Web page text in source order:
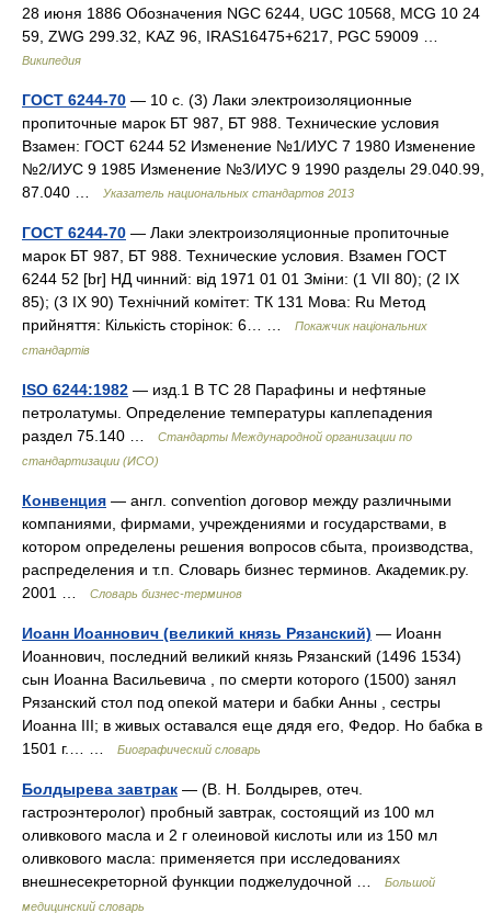
28 июня 1886 Обозначения NGC 6244, UGC 10568, MCG 10 24
59, ZWG 299.32, KAZ 96, IRAS16475+6217, PGC 59009 …
Википедия
ГОСТ 6244-70 — 10 с. (3) Лаки электроизоляционные
пропиточные марок БТ 987, БТ 988. Технические условия
Взамен: ГОСТ 6244 52 Изменение №1/ИУС 7 1980 Изменение
№2/ИУС 9 1985 Изменение №3/ИУС 9 1990 разделы 29.040.99,
87.040 …
Указатель национальных стандартов 2013
ГОСТ 6244-70 — Лаки электроизоляционные пропиточные
марок БТ 987, БТ 988. Технические условия. Взамен ГОСТ
6244 52 [br] НД чинний: від 1971 01 01 Зміни: (1 VII 80); (2 IX
85); (3 IX 90) Технічний комітет: ТК 131 Мова: Ru Метод
прийняття: Кількість сторінок: 6… …
Покажчик національних
стандартів
ISO 6244:1982 — изд.1 B TC 28 Парафины и нефтяные
петролатумы. Определение температуры каплепадения
раздел 75.140 …
Стандарты Международной организации по
стандартизации (ИСО)
Конвенция — англ. convention договор между различными
компаниями, фирмами, учреждениями и государствами, в
котором определены решения вопросов сбыта, производства,
распределения и т.п. Словарь бизнес терминов. Академик.ру.
2001 …
Словарь бизнес-терминов
Иоанн Иоаннович (великий князь Рязанский) — Иоанн
Иоаннович, последний великий князь Рязанский (1496 1534)
сын Иоанна Васильевича , по смерти которого (1500) занял
Рязанский стол под опекой матери и бабки Анны , сестры
Иоанна III; в живых оставался еще дядя его, Федор. Но бабка в
1501 г.… …
Биографический словарь
Болдырева завтрак — (В. Н. Болдырев, отеч.
гастроэнтеролог) пробный завтрак, состоящий из 100 мл
оливкового масла и 2 г олеиновой кислоты или из 150 мл
оливкового масла: применяется при исследованиях
внешнесекреторной функции поджелудочной …
Большой
медицинский словарь